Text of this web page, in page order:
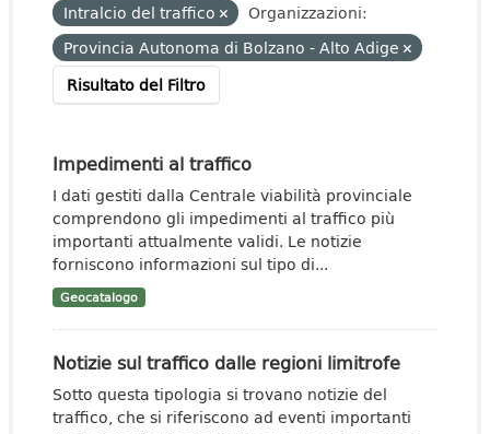
Intralcio del traffico
Organizzazioni:
Provincia Autonoma di Bolzano - Alto Adige
Risultato del Filtro
Impedimenti al traffico
I dati gestiti dalla Centrale viabilità provinciale
comprendono gli impedimenti al traffico più
importanti attualmente validi. Le notizie
forniscono informazioni sul tipo di...
Geocatalogo
Notizie sul traffico dalle regioni limitrofe
Sotto questa tipologia si trovano notizie del
traffico, che si riferiscono ad eventi importanti